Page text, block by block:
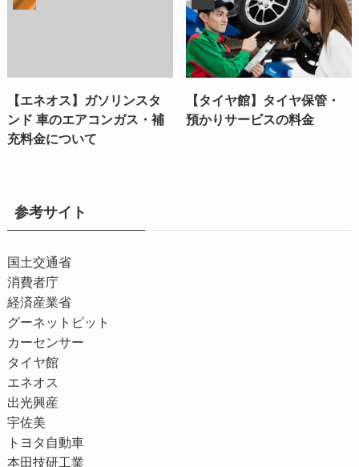
【エネオス】ガソリンスタ
ンド 車のエアコンガス・補
充料金について
【タイヤ館】タイヤ保管・
預かりサービスの料金
参考サイト
国土交通省
消費者庁
経済産業省
グーネットピット
カーセンサー
タイヤ館
エネオス
出光興産
宇佐美
トヨタ自動車
本田技研工業